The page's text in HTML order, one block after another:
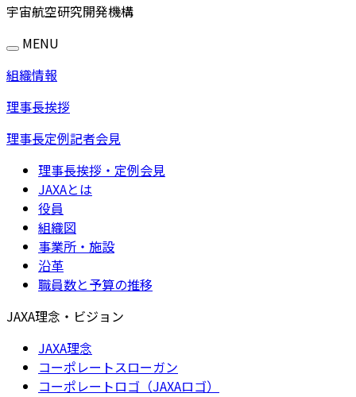
宇宙航空研究開発機構
MENU
組織情報
理事長挨拶
理事長定例記者会見
理事長挨拶・定例会見
JAXAとは
役員
組織図
事業所・施設
沿革
職員数と予算の推移
JAXA理念・ビジョン
JAXA理念
コーポレートスローガン
コーポレートロゴ（JAXAロゴ）